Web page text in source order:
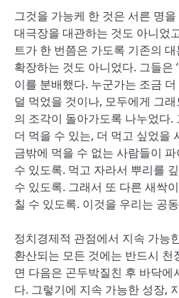
그것을 가능케 한 것은 서른 명
대극장을 대관하는 것도 아니었
트가 한 번쯤은 가도록 기존의
확장하는 것도 아니었다. 그들은
이를 분배했다. 누군가는 조금
덜 먹었을 것이나, 모두에게 그
의 조각이 돌아가도록 나누었다.
더 먹을 수 있는, 더 먹고 싶었을
금밖에 먹을 수 없는 사람들이
수 있도록. 먹고 자라서 뿌리를
수 있도록. 그래서 또 다른 새싹
칠 수 있도록. 이것을 우리는 공
정치경제적 관점에서 지속 가능
환산되는 모든 것에는 반드시 천
면 다음은 곤두박질친 후 바닥에
다. 그렇기에 지속 가능한 성장,